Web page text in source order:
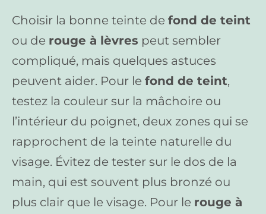
Choisir la bonne teinte de fond de teint
ou de rouge à lèvres peut sembler
compliqué, mais quelques astuces
peuvent aider. Pour le fond de teint,
testez la couleur sur la mâchoire ou
l’intérieur du poignet, deux zones qui se
rapprochent de la teinte naturelle du
visage. Évitez de tester sur le dos de la
main, qui est souvent plus bronzé ou
plus clair que le visage. Pour le rouge à